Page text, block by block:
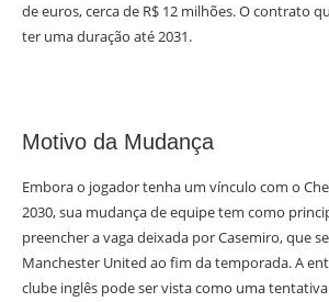
de euros, cerca de R$ 12 milhões. O contrato
ter uma duração até 2031.
Motivo da Mudança
Embora o jogador tenha um vínculo com o
2030, sua mudança de equipe tem como
preencher a vaga deixada por Casemiro, que
Manchester United ao fim da temporada. A
clube inglês pode ser vista como uma